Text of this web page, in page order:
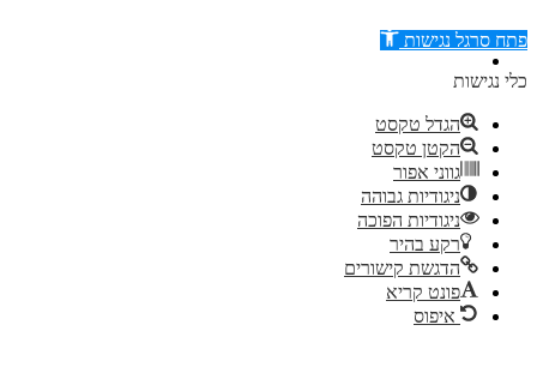
דילוג לתוכן
פתח סרגל נגישות
כלי נגישות
הגדל טקסט
הקטן טקסט
גווני אפור
ניגודיות גבוהה
ניגודיות הפוכה
רקע בהיר
הדגשת קישורים
פונט קריא
איפוס